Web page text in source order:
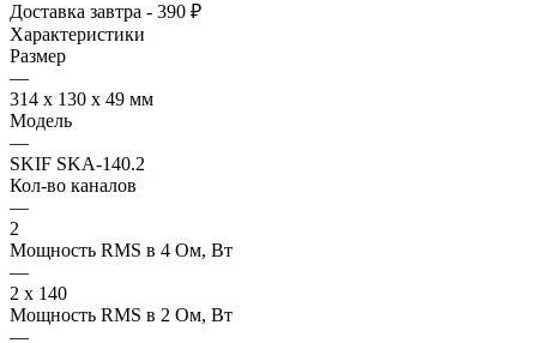
Доставка завтра - 390 ₽
Характеристики
Размер
—
314 x 130 x 49 мм
Модель
—
SKIF SKA-140.2
Кол-во каналов
—
2
Мощность RMS в 4 Ом, Вт
—
2 x 140
Мощность RMS в 2 Ом, Вт
—